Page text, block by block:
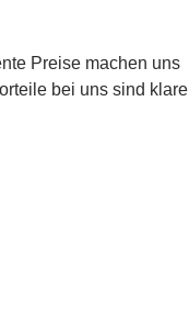
Preise machen uns
bei uns sind klare